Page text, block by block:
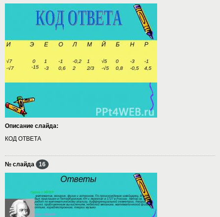
Описание слайда:
КОД ОТВЕТА
№ слайда 16